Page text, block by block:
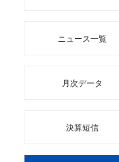
ニュース一覧
月次データ
決算短信